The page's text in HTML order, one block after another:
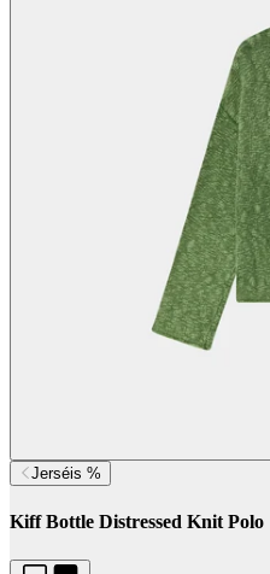
Jerséis %
Kiff Bottle Distressed Knit Polo